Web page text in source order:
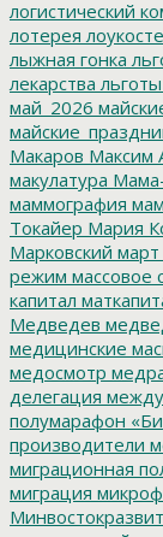
логистический
лотерея
лыжная гонка
лекарства льготы
май_2026
Макаров Максим
макулатура
маммография
Токайер Мария
Марковский март
режим массовое
капитал
Медведев
медицинские
медосмотр
делегация
полумарафон
производители
миграционная
миграция